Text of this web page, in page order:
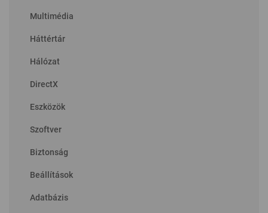
Multimédia
Háttértár
Hálózat
DirectX
Eszközök
Szoftver
Biztonság
Beállítások
Adatbázis